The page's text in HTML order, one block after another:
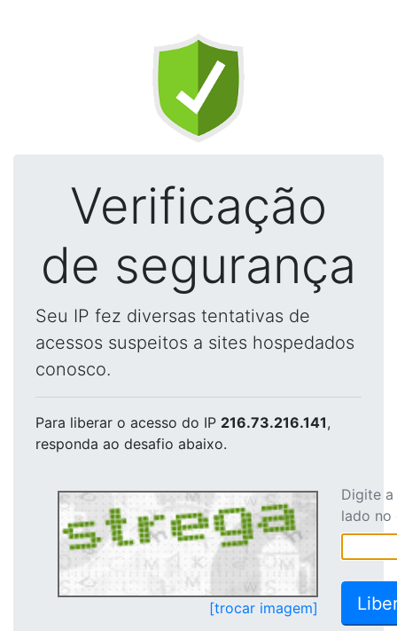
Verificação
de segurança
Seu IP fez diversas tentativas de
acessos suspeitos a sites hospedados
conosco.
Para liberar o acesso do IP 216.73.216.141,
responda ao desafio abaixo.
[trocar imagem]
Digite
lado no